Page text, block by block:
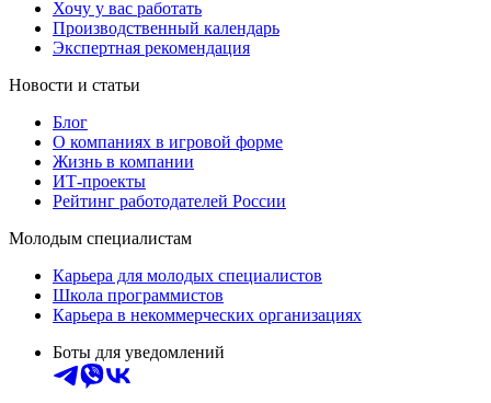
Хочу у вас работать
Производственный календарь
Экспертная рекомендация
Новости и статьи
Блог
О компаниях в игровой форме
Жизнь в компании
ИТ-проекты
Рейтинг работодателей России
Молодым специалистам
Карьера для молодых специалистов
Школа программистов
Карьера в некоммерческих организациях
Боты для уведомлений